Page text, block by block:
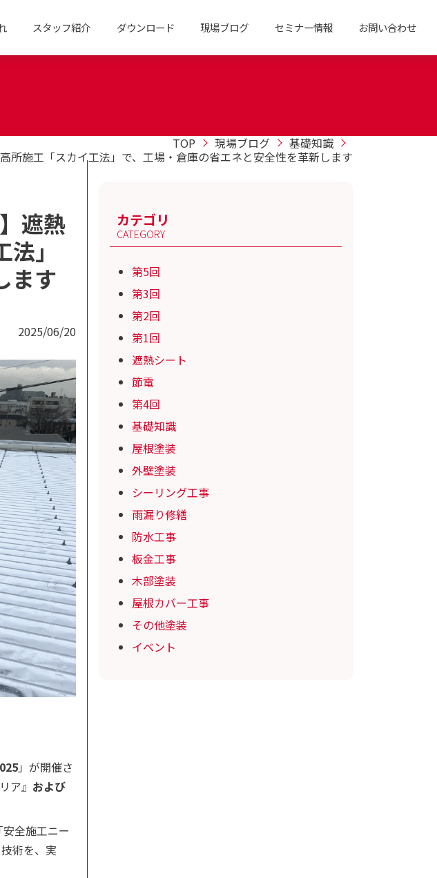
スタッフ紹介 ダウンロード 現場ブログ セミナー情報 お問い合わせ
TOP 現場ブログ
基礎知識
所施工「スカイ工法」で、工場・倉庫の省エネと安全性を革新します
遮熱
」
ます
2025/06/20
」が開催さ
ア』 および
全施工ニー
術を、実
カテゴリ
CATEGORY
第5回
第3回
第2回
第1回
遮熱シート
節電
第4回
基礎知識
屋根塗装
外壁塗装
シーリング工事
雨漏り修繕
防水工事
板金工事
木部塗装
屋根カバー工事
その他塗装
イベント